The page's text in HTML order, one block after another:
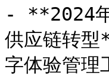
- **2024年
供应链转
字体验管理